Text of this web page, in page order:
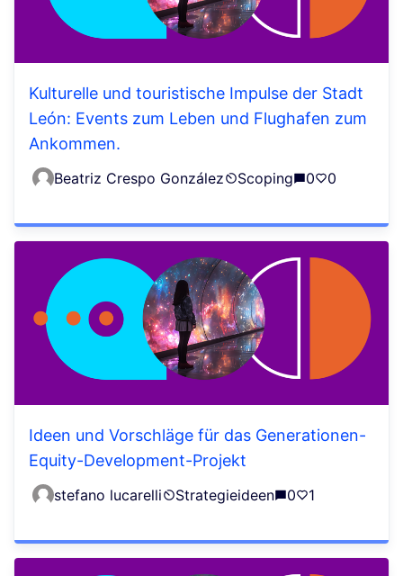
Kulturelle und touristische Impulse der Stadt
León: Events zum Leben und Flughafen zum
Ankommen.
Beatriz Crespo González Scoping 0 0
Ideen und Vorschläge für das Generationen-
Equity-Development-Projekt
stefano lucarelli Strategieideen 0 1